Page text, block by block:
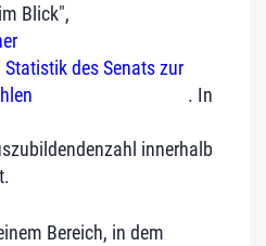
Blick",
des Senats zur
. In
innerhalb
Bereich, in dem